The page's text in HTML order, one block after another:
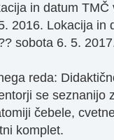
in datum
2016. Lokacija in
sobota 6. 5.
reda:
se seznanijo
čebele,
komplet.